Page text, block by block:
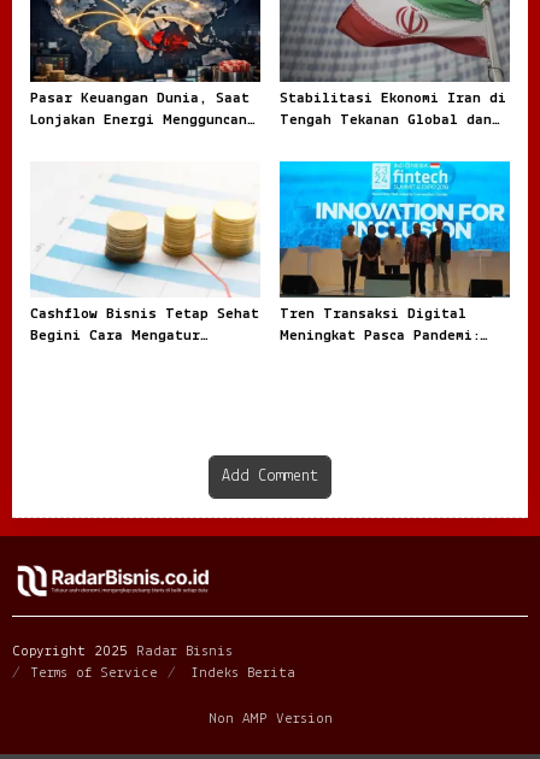
Pasar Keuangan Dunia, Saat
Lonjakan Energi Mengguncang
Stabilitasi Ekonomi Iran di
Tengah Tekanan Global dan
Cashflow Bisnis Tetap Sehat
Begini Cara Mengatur
Tren Transaksi Digital
Meningkat Pasca Pandemi:
Add Comment
Copyright 2025 Radar Bisnis
Terms of Service
Indeks Berita
Non AMP Version